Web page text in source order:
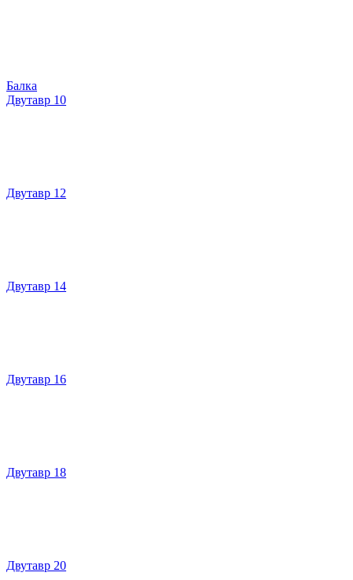
Балка
Двутавр 10
Двутавр 12
Двутавр 14
Двутавр 16
Двутавр 18
Двутавр 20